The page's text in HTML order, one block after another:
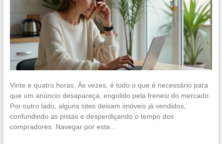
Vinte e quatro horas. Às vezes, é tudo o que é necessário para
que um anúncio desapareça, engolido pela frenesi do mercado.
Por outro lado, alguns sites deixam imóveis já vendidos,
confundindo as pistas e desperdiçando o tempo dos
compradores. Navegar por esta…